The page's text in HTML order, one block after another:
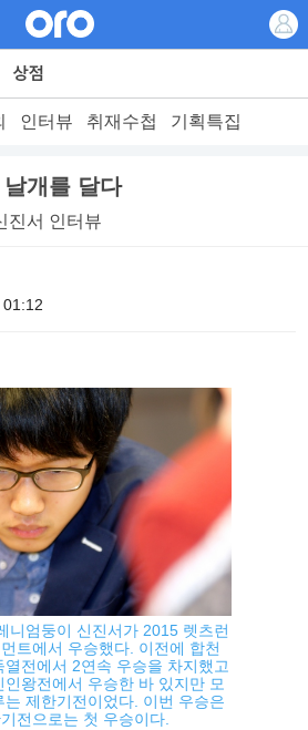
인터뷰 취재수첩 기획특집
개를 달다
진서 인터뷰
니엄둥이 신진서가 2015 렛츠런
트에서 우승했다. 이전에 합천
열전에서 2연속 우승을 차지했고
왕전에서 우승한 바 있지만 모
는 제한기전이었다. 이번 우승은
전으로는 첫 우승이다.